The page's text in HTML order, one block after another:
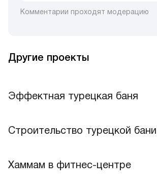
Комментарии проходят модерацию
Другие проекты
Эффектная турецкая баня
Строительство турецкой бани
Хаммам в фитнес-центре